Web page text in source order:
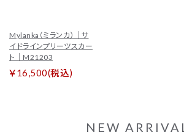
Mylanka（ミランカ）｜サ
イドラインプリーツスカー
ト｜M21203
￥16,500(税込)
NEW ARRIVAL